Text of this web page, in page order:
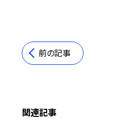
前の記事
関連記事